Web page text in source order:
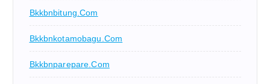
Bkkbnbitung.com
Bkkbnkotamobagu.com
Bkkbnparepare.com